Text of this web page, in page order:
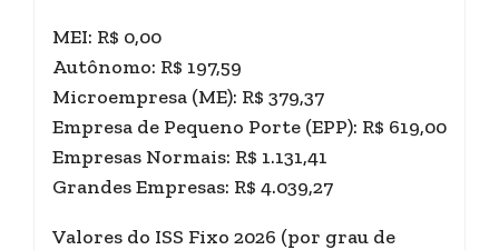
MEI: R$ 0,00
Autônomo: R$ 197,59
Microempresa (ME): R$ 379,37
Empresa de Pequeno Porte (EPP): R$ 619,00
Empresas Normais: R$ 1.131,41
Grandes Empresas: R$ 4.039,27
Valores do ISS Fixo 2026 (por grau de